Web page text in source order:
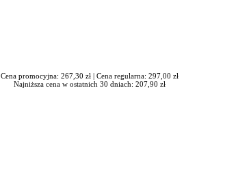
Cena promocyjna: 267,30 zł | Cena regularna: 297,00 zł
Najniższa cena w ostatnich 30 dniach: 207,90 zł